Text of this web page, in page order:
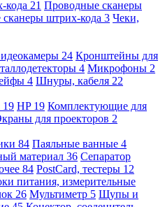
кода 21 Проводные сканеры
штрих-кода 3 Чеки,
24 Кронштейны для
4 Микрофоны 2
4 Шнуры, кабеля 22
19 HP 19 Комплектующие для
для проекторов 2
84 Паяльные ванные 4
материал 36 Сепаратор
84 PostCard, тестеры 12
питания, измерительные
26 Мультиметр 5 Щупы и